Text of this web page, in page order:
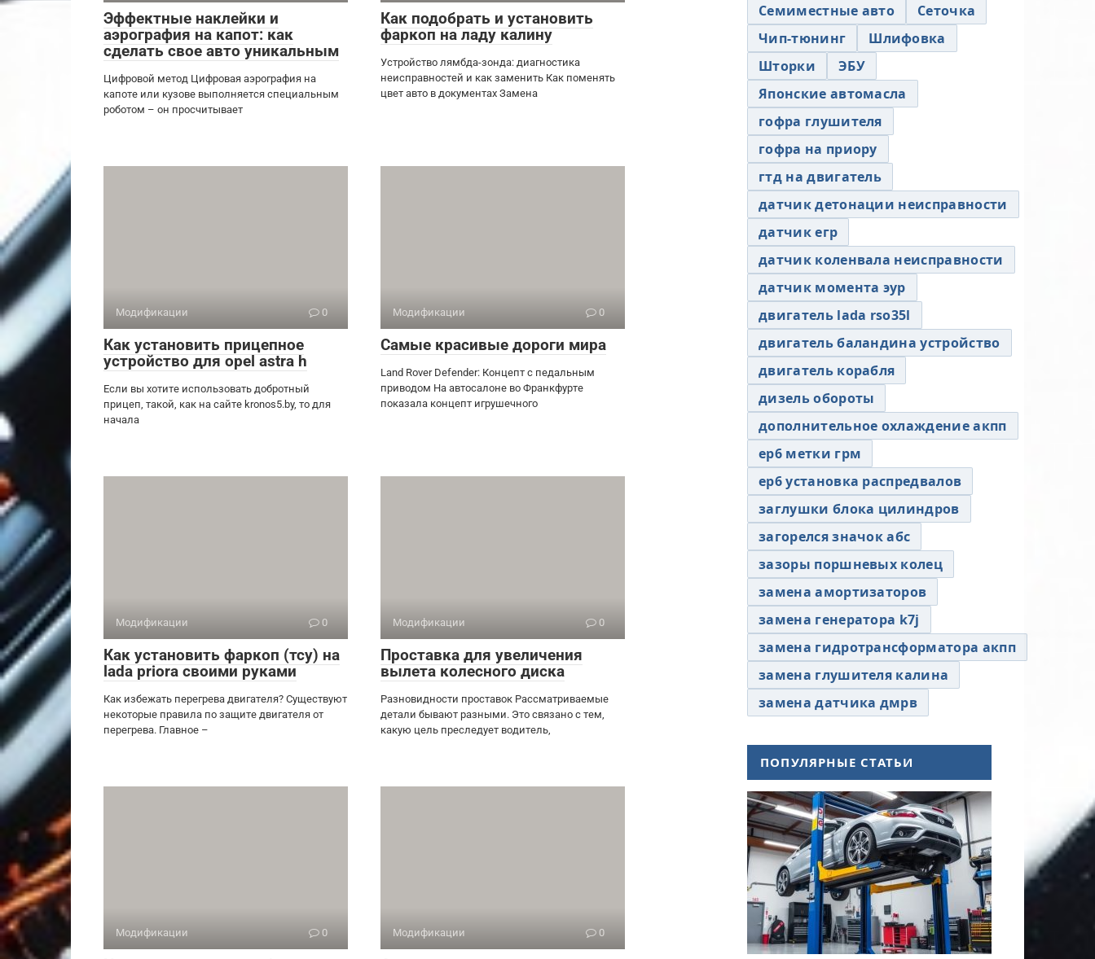
Эффектные наклейки и
аэрография на капот: как
сделать свое авто уникальным
Цифровой метод Цифровая аэрография на
капоте или кузове выполняется специальным
роботом – он просчитывает
Как подобрать и установить
фаркоп на ладу калину
Устройство лямбда-зонда: диагностика
неисправностей и как заменить Как поменять
цвет авто в документах Замена
Модификации 0
Как установить прицепное
устройство для opel astra h
Если вы хотите использовать добротный
прицеп, такой, как на сайте kronos5.by, то для
начала
Модификации 0
Самые красивые дороги мира
Land Rover Defender: Концепт с педальным
приводом На автосалоне во Франкфурте
показала концепт игрушечного
Модификации 0
Как установить фаркоп (тсу) на
lada priora своими руками
Как избежать перегрева двигателя? Существуют
некоторые правила по защите двигателя от
перегрева. Главное –
Модификации 0
Проставка для увеличения
вылета колесного диска
Разновидности проставок Рассматриваемые
детали бывают разными. Это связано с тем,
какую цель преследует водитель,
Модификации 0 Модификации 0
Семиместные авто
Сеточка
Чип-тюнинг
Шлифовка
Шторки
ЭБУ
Японские автомасла
гофра глушителя
гофра на приору
гтд на двигатель
датчик детонации неисправности
датчик егр
датчик коленвала неисправности
датчик момента эур
двигатель lada rso35l
двигатель баландина устройство
двигатель корабля
дизель обороты
дополнительное охлаждение акпп
ер6 метки грм
ер6 установка распредвалов
заглушки блока цилиндров
загорелся значок абс
зазоры поршневых колец
замена амортизаторов
замена генератора k7j
замена гидротрансформатора акпп
замена глушителя калина
замена датчика дмрв
ПОПУЛЯРНЫЕ СТАТЬИ